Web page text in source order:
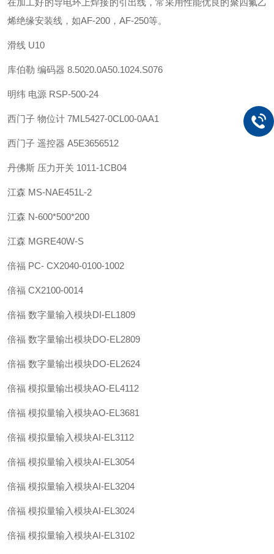
在加工好的导电环上焊接的引出线，常采用性能优良的聚四氟乙
烯绝缘安装线，如AF-200，AF-250等。
滑线 U10
库伯勒 编码器 8.5020.0A50.1024.S076
明纬 电源 RSP-500-24
西门子 物位计 7ML5427-0CL00-0AA1
西门子 遥控器 A5E3656512
丹佛斯 压力开关 1011-1CB04
江森 MS-NAE451L-2
江森 N-600*500*200
江森 MGRE40W-S
倍福 PC- CX2040-0100-1002
倍福 CX2100-0014
倍福 数字量输入模块DI-EL1809
倍福 数字量输出模块DO-EL2809
倍福 数字量输出模块DO-EL2624
倍福 模拟量输出模块AO-EL4112
倍福 模拟量输入模块AO-EL3681
倍福 模拟量输入模块AI-EL3112
倍福 模拟量输入模块AI-EL3054
倍福 模拟量输入模块AI-EL3204
倍福 模拟量输入模块AI-EL3024
倍福 模拟量输入模块AI-EL3102